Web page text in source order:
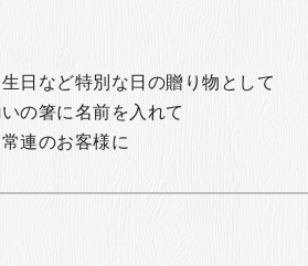
日など特別な日の贈り物として
の箸に名前を入れて
連のお客様に